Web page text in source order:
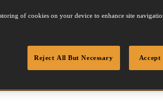
of cookies on your device to enhance site
Reject All But Necessary Accept